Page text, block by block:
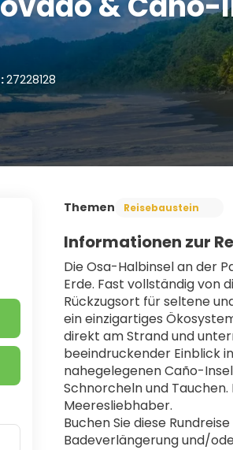
27228128
Themen Reisebaustein
Informationen zur
Die Osa-Halbinsel an der
Erde. Fast vollständig
Rückzugsort für seltene
ein einzigartiges
direkt am Strand und
beeindruckender Einblick
nahegelegenen Caño-
Schnorcheln und
Meeresliebhaber.
Buchen Sie diese
Badeverlängerung und/